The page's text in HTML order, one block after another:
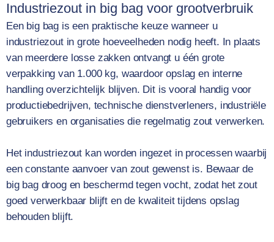
Industriezout in big bag voor grootverbruik
Een big bag is een praktische keuze wanneer u
industriezout in grote hoeveelheden nodig heeft. In plaats
van meerdere losse zakken ontvangt u één grote
verpakking van 1.000 kg, waardoor opslag en interne
handling overzichtelijk blijven. Dit is vooral handig voor
productiebedrijven, technische dienstverleners, industriële
gebruikers en organisaties die regelmatig zout verwerken.
Het industriezout kan worden ingezet in processen waarbij
een constante aanvoer van zout gewenst is. Bewaar de
big bag droog en beschermd tegen vocht, zodat het zout
goed verwerkbaar blijft en de kwaliteit tijdens opslag
behouden blijft.